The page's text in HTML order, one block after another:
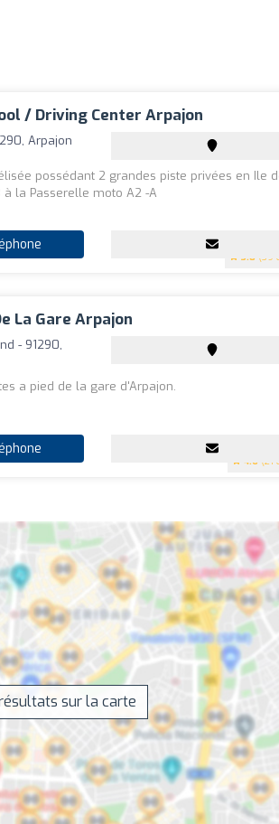
/ Driving Center Arpajon
3.8 (39
Arpajon
possédant 2 grandes piste privées en Ile
à la Passerelle moto A2 -A
La Gare Arpajon
4.6 (21
- 91290,
a pied de la gare d'Arpajon.
sur la carte